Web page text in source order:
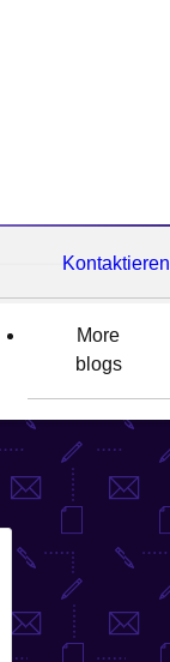
Kontaktieren
More
blogs